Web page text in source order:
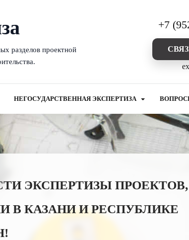
разделов проектной
+7
НЕГОСУДАРСТВЕННАЯ ЭКСПЕРТИЗА
ЭКСПЕРТИЗЫ ПРОЕКТОВ,
В КАЗАНИ И РЕСПУБЛИКЕ